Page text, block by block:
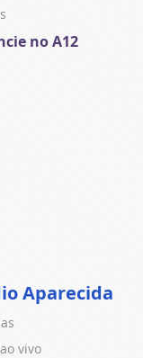
no A12
Aparecida
vivo